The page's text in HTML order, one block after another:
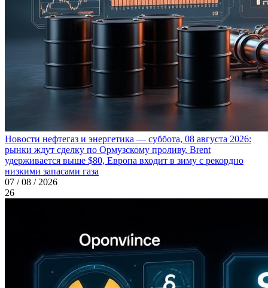
Новости нефтегаз и энергетика — суббота, 08 августа 2026:
рынки ждут сделку по Ормузскому проливу, Brent
удерживается выше $80, Европа входит в зиму с рекордно
низкими запасами газа
07 / 08 / 2026
26